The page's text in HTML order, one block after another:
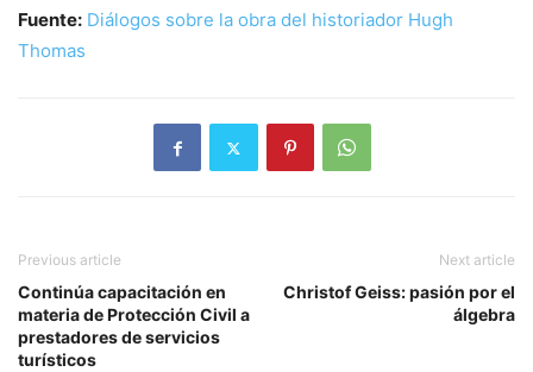
Fuente: Diálogos sobre la obra del historiador Hugh
Thomas
Previous article
Continúa capacitación en
materia de Protección Civil a
prestadores de servicios
turísticos
Next article
Christof Geiss: pasión por el
álgebra